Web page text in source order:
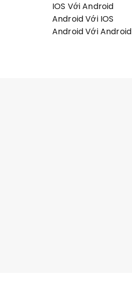
IOS Với Android
Android Với IOS
Android Với Android